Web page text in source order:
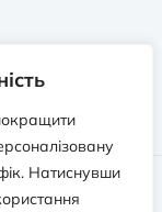
Натиснувши
“Портал”.
© 2026 - 2026